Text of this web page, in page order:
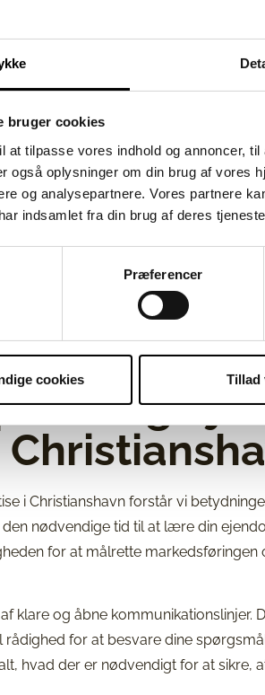
bruger cookies
at tilpasse vores indhold og annoncer,
også oplysninger om din brug af vores
og analysepartnere. Vores partnere
indsamlet fra din brug af deres
Præferencer
cookies Tillad
der kan hjælpe dig med at
at planlægge dit succesfulde
i Christianshavn forstår vi
nødvendige tid til at lære din
for at målrette
klare og åbne
for at besvare dine
hvad der er nødvendigt for at